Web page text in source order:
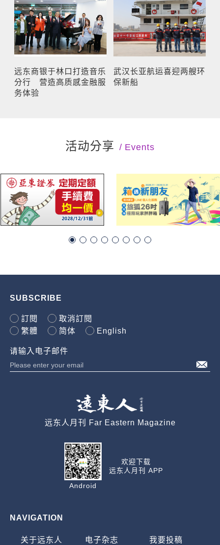
远东商银于林口打造音乐
分行 营造高质感金融服
务体验
武汉长亚航运喜迎两艘环
保新船
活动分享 Events
SUBSCRIBE
訂閱
取消訂閱
繁體
简体 English
请输入电子邮件
远东人月刊 Far Eastern Magazine
Android
欢迎下载
远东人月刊 APP
NAVIGATION
关于远东人 电子杂志 我要投稿